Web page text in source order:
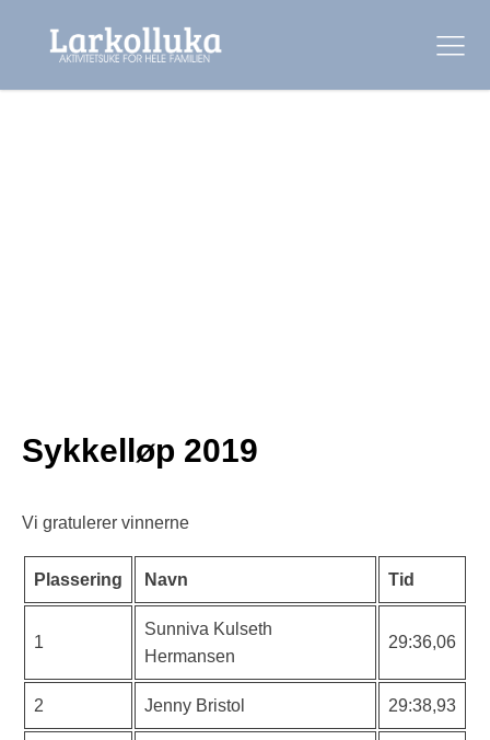
Sykkelløp 2019
Vi gratulerer vinnerne
Plassering Navn Tid
1
Sunniva Kulseth
Hermansen
29:36,06
2 Jenny Bristol 29:38,93